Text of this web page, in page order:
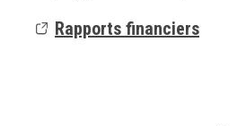
Rapports financiers